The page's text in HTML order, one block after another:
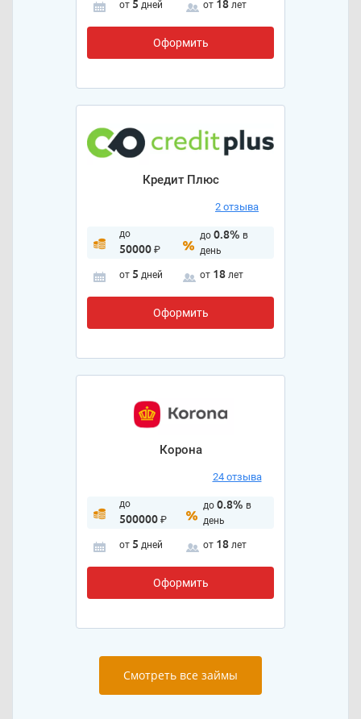
от 5 дней от 18 лет
Оформить
Кредит Плюс
2 отзыва
до
50000₽
до 0.8% в
день
от 5 дней от 18 лет
Оформить
Корона
24 отзыва
до
500000₽
до 0.8% в
день
от 5 дней от 18 лет
Оформить
Смотреть все займы